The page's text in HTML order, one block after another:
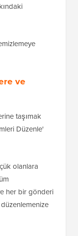
ve
taşımak
Düzenle'
olanlara
her bir gönderi